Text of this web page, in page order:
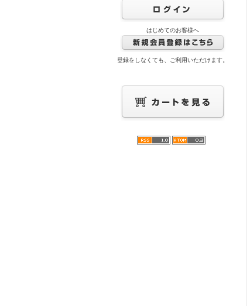
はじめてのお客様へ
登録をしなくても、ご利用いただけます。